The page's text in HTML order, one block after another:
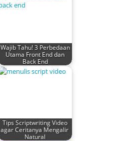
Wajib Tahu! 3 Perbedaan
Utama Front End dan
Back End
Tips Scriptwriting Video
agar Ceritanya Mengalir
Natural